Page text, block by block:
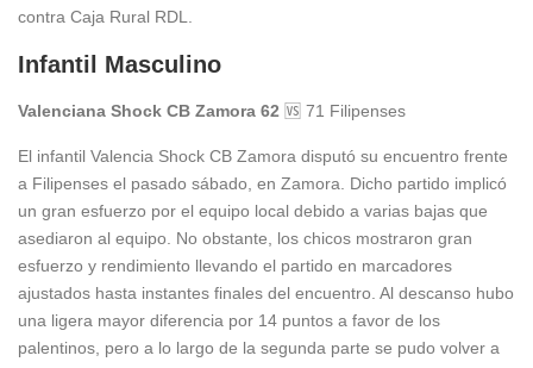
contra Caja Rural RDL.
Infantil Masculino
Valenciana Shock CB Zamora 62 🆚 71 Filipenses
El infantil Valencia Shock CB Zamora disputó su encuentro frente
a Filipenses el pasado sábado, en Zamora. Dicho partido implicó
un gran esfuerzo por el equipo local debido a varias bajas que
asediaron al equipo. No obstante, los chicos mostraron gran
esfuerzo y rendimiento llevando el partido en marcadores
ajustados hasta instantes finales del encuentro. Al descanso hubo
una ligera mayor diferencia por 14 puntos a favor de los
palentinos, pero a lo largo de la segunda parte se pudo volver a